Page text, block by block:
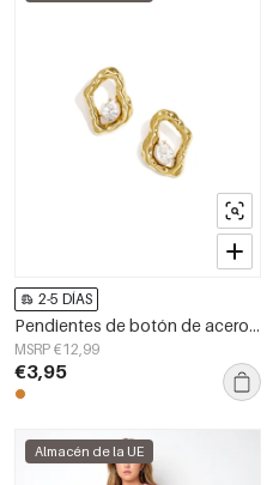
2-5 DÍAS
Pendientes de botón de acero inoxidable con forma geométrica, sencillos, de la serie Daily Simple, joyería para mujer.
MSRP €12,99
€3,95
Almacén de la UE